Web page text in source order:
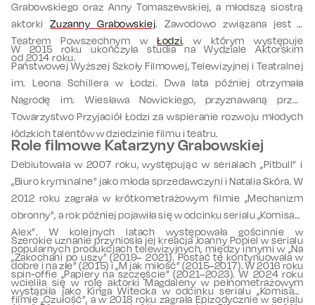
Grabowskiego oraz Anny Tomaszewskiej, a młodszą siostrą
aktorkiZuzanny Grabowskiej. Zawodowo związana jest z
Teatrem Powszechnym wŁodzi, w którym występuje
od 2014 roku.
W 2015 roku ukończyła studia na Wydziale Aktorskim
Państwowej Wyższej Szkoły Filmowej, Telewizyjnej i Teatralnej
im. Leona Schillera w Łodzi. Dwa lata później otrzymała
Nagrodę im. Wiesława Nowickiego, przyznawaną przez
Towarzystwo Przyjaciół Łodzi za wspieranie rozwoju młodych
łódzkich talentów w dziedzinie filmu i teatru.
Role filmowe Katarzyny Grabowskiej
Debiutowała w 2007 roku, występując w serialach „Pitbull” i
„Biuro kryminalne” jako młoda sprzedawczyni i Natalia Skóra. W
2012 roku zagrała w krótkometrażowym filmie „Mechanizm
obronny”, a rok później pojawiła się w odcinku serialu „Komisarz
Alex”. W kolejnych latach występowała gościnnie w
popularnych produkcjach telewizyjnych, między innymi w „Na
dobre i na złe” (2015) i „M jak miłość” (2015–2017). W 2016 roku
wcieliła się w rolę aktorki Magdaleny w pełnometrażowym
filmie „Czułość”, a w 2018 roku zagrała Epizodycznie w serialu
Szerokie uznanie przyniosła jej kreacja Joanny Popiel w serialu
„Zakochani po uszy” (2019– 2021). Postać tę kontynuowała w
spin‑offie „Papiery na szczęście” (2021–2023). W 2024 roku
wystąpiła jako Kinga Witecka w odcinku serialu „Komisarz